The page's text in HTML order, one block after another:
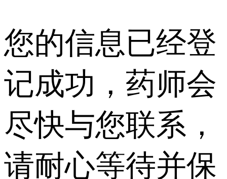
您的信息已经登
记成功，药师会
尽快与您联系，
请耐心等待并保